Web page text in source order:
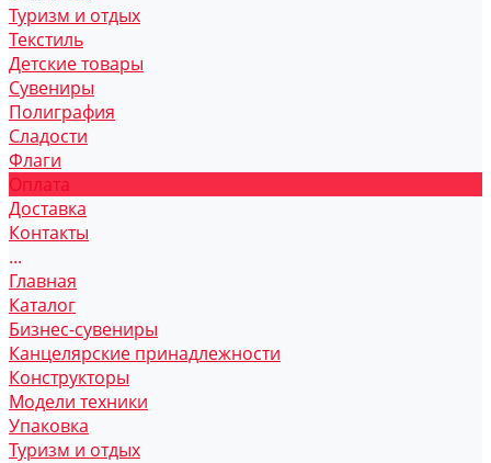
Туризм и отдых
Текстиль
Детские товары
Сувениры
Полиграфия
Сладости
Флаги
Оплата
Доставка
Контакты
...
Главная
Каталог
Бизнес-сувениры
Канцелярские принадлежности
Конструкторы
Модели техники
Упаковка
Туризм и отдых